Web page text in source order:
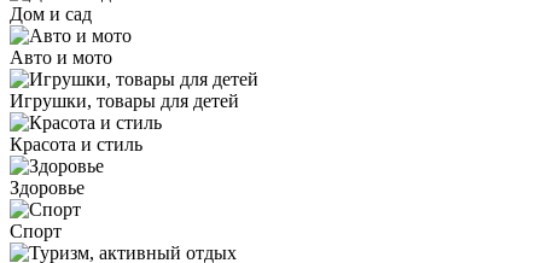
Дом и сад
Авто и мото
Игрушки, товары для детей
Красота и стиль
Здоровье
Спорт